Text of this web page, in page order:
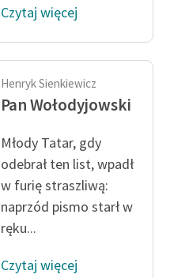
Czytaj więcej
Henryk Sienkiewicz
Pan Wołodyjowski
Młody Tatar, gdy
odebrał ten list, wpadł
w furię straszliwą:
naprzód pismo starł w
ręku...
Czytaj więcej